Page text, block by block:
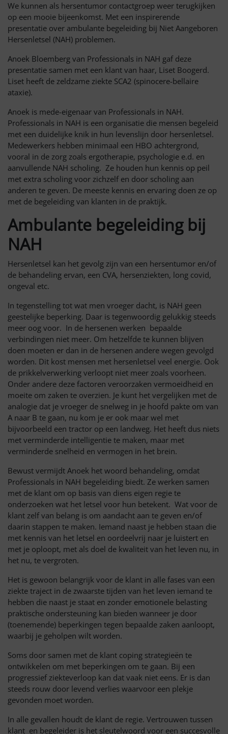
We kunnen als hersentumor contactgroep weer terugkijken
op een mooie bijeenkomst. Met een inspirerende
presentatie over ambulante begeleiding bij Niet Aangeboren
Hersenletsel (NAH) problemen.
Anoek Bloemberg van Professionals in NAH gaf deze
presentatie samen met een klant van haar, Liset Boogerd.
Liset heeft de zeldzame ziekte SCA2 (spinocere-bellaire
ataxie).
Anoek is mede-eigenaar van Professionals in NAH.
Professionals in NAH is een organisatie die mensen begeleid
met een duidelijke knik in hun levenslijn door hersenletsel.
Medewerkers hebben minimaal een HBO achtergrond,
vooral in de zorg zoals ergotherapie, psychologie e.d. en
aanvullende NAH scholing. Ze houden hun kennis op peil
met extra scholing voor zichzelf en door scholing aan
anderen te geven. De meeste kennis en ervaring doen ze op
met de begeleiding van klanten in de praktijk.
Ambulante begeleiding bij
NAH
Hersenletsel kan het gevolg zijn van een hersentumor en/of
de behandeling ervan, een CVA, hersenziekten, long covid,
ongeval etc.
In tegenstelling tot wat men vroeger dacht, is NAH geen
geestelijke beperking. Daar is tegenwoordig gelukkig steeds
meer oog voor. In de hersenen werken bepaalde
verbindingen niet meer. Om hetzelfde te kunnen blijven
doen moeten er dan in de hersenen andere wegen gevolgd
worden. Dit kost mensen met hersenletsel veel energie. Ook
de prikkelverwerking verloopt niet meer zoals voorheen.
Onder andere deze factoren veroorzaken vermoeidheid en
moeite om zaken te overzien. Je kunt het vergelijken met de
analogie dat je vroeger de snelweg in je hoofd pakte om van
A naar B te gaan, nu kom je er ook maar wel met
bijvoorbeeld een tractor op een landweg. Het heeft dus niets
met verminderde intelligentie te maken, maar met
verminderde snelheid en vermogen in het brein.
Bewust vermijdt Anoek het woord behandeling, omdat
Professionals in NAH begeleiding biedt. Ze werken samen
met de klant om op basis van diens eigen regie te
onderzoeken wat het letsel voor hun betekent. Wat voor de
klant zelf van belang is om aandacht aan te geven en/of
daarin stappen te maken. Iemand naast je hebben staan die
met kennis van het letsel en oordeelvrij naar je luistert en
met je oploopt, met als doel de kwaliteit van het leven nu, in
het nu, te vergroten.
Het is gewoon belangrijk voor de klant in alle fases van een
ziekte traject in de zwaarste tijden van het leven iemand te
hebben die naast je staat en zonder emotionele belasting
praktische ondersteuning kan bieden wanneer je door
(toenemende) beperkingen tegen bepaalde zaken aanloopt,
waarbij je geholpen wilt worden.
Soms door samen met de klant coping strategieën te
ontwikkelen om met beperkingen om te gaan. Bij een
progressief ziekteverloop kan dat vaak niet eens. Er is dan
steeds rouw door levend verlies waarvoor een plekje
gevonden moet worden.
In alle gevallen houdt de klant de regie. Vertrouwen tussen
klant en begeleider is het sleutelwoord voor een succesvolle